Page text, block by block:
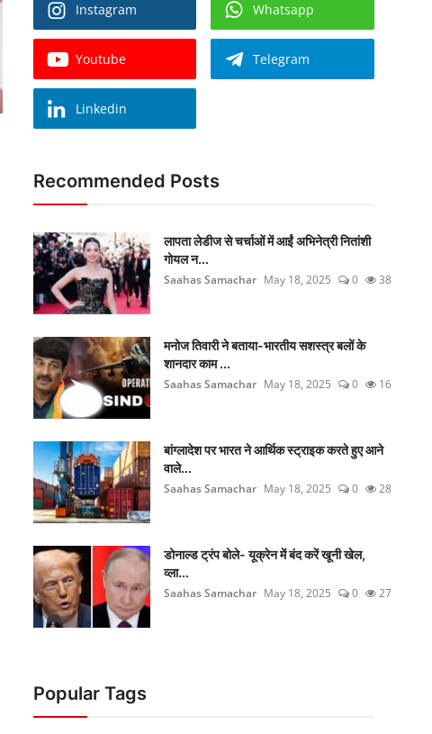
Instagram Whatsapp
Youtube Telegram
Linkedin
Recommended Posts
लापता लेडीज से चर्चाओं में आईं अभिनेत्री नितांशी
गोयल न...
Saahas Samachar May 18, 2025 0 38
मनोज तिवारी ने बताया-भारतीय सशस्त्र बलों के
शानदार काम ...
Saahas Samachar May 18, 2025 0 16
बांग्लादेश पर भारत ने आर्थिक स्ट्राइक करते हुए आने
वाले...
Saahas Samachar May 18, 2025 0 28
डोनाल्ड ट्रंप बोले- यूक्रेन में बंद करें खूनी खेल,
व्ला...
Saahas Samachar May 18, 2025 0 27
Popular Tags